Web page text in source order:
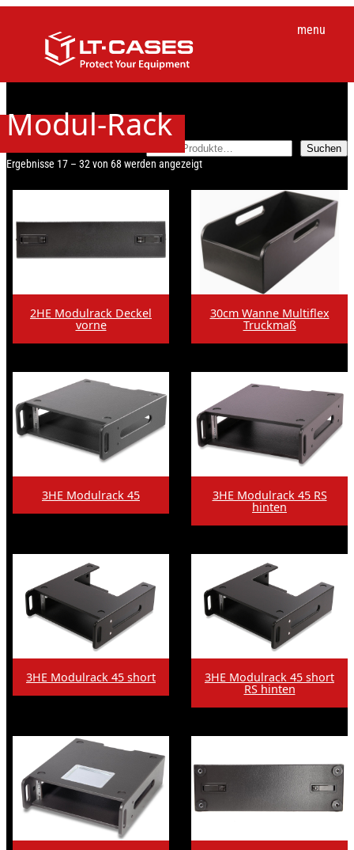
springen
menu
Modul-Rack
u
h
n
Suchen
Ergebnisse 17 – 32 von 68 werden angezeigt
2HE Modulrack Deckel
vorne
30cm Wanne Multiflex
Truckmaß
3HE Modulrack 45 3HE Modulrack 45 RS
hinten
3HE Modulrack 45 short 3HE Modulrack 45 short
RS hinten